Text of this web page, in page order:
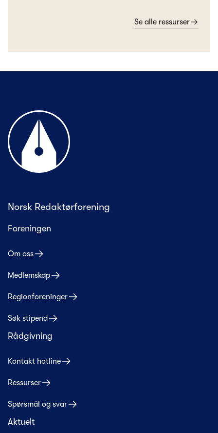
Se alle ressurser
Til forsiden
Norsk Redaktørforening
Foreningen
Om oss
Medlemskap
Regionforeninger
Søk stipend
Rådgivning
Kontakt hotline
Ressurser
Spørsmål og svar
Aktuelt